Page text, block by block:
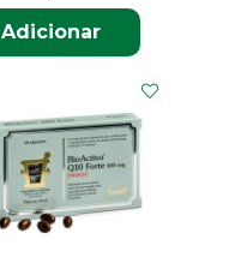
Adicionar